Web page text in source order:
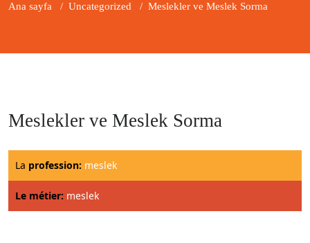
Ana sayfa / Uncategorized / Meslekler ve Meslek Sorma
Meslekler ve Meslek Sorma
La profession: meslek
Le métier: meslek